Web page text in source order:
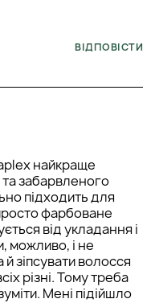
ВІДПОВІСТИ
найкраще
забарвленого
підходить для
фарбоване
від укладання і
можливо, і не
зіпсувати волосся
різні. Тому треба
Мені підійшло